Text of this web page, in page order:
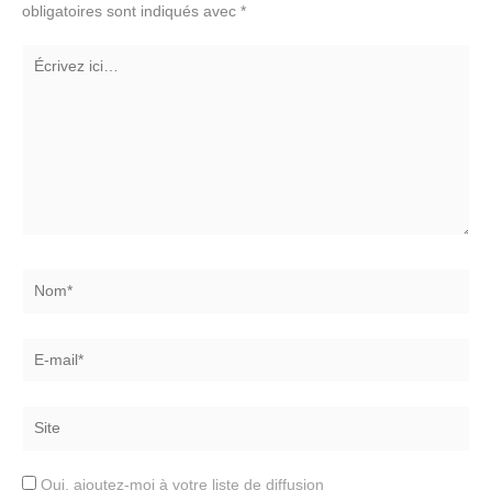
obligatoires sont indiqués avec *
Écrivez
ici…
mail*
Oui, ajoutez-moi à votre liste de diffusion